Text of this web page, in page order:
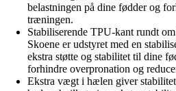
belastningen på dine fødder og
træningen.
Stabiliserende TPU-kant rundt
Skoene er udstyret med en
ekstra støtte og stabilitet til dine
forhindre overpronation og
Ekstra vægt i hælen giver